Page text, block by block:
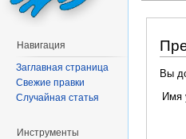
Вы
Имя
Навигация
Заглавная страница
Свежие правки
Случайная статья
Инструменты